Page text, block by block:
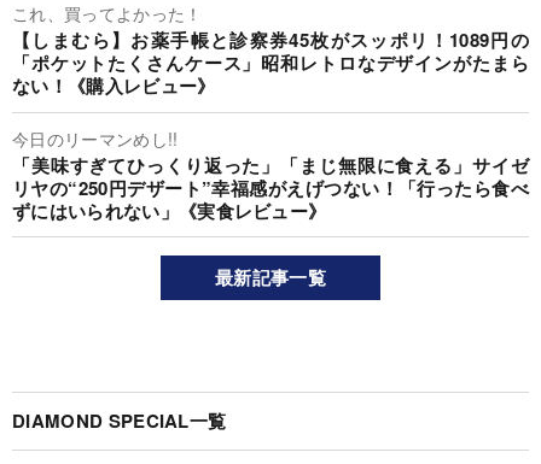
これ、買ってよかった！
【しまむら】お薬手帳と診察券45枚がスッポリ！1089円の
「ポケットたくさんケース」昭和レトロなデザインがたまら
ない！《購入レビュー》
今日のリーマンめし!!
「美味すぎてひっくり返った」「まじ無限に食える」サイゼ
リヤの“250円デザート”幸福感がえげつない！「行ったら食べ
ずにはいられない」《実食レビュー》
最新記事一覧
DIAMOND SPECIAL一覧